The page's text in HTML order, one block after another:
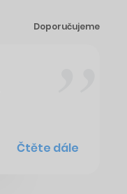
Doporučujeme
Čtěte dále